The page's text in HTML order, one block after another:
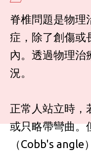
脊椎問題是物理
症，除了創傷或
內。透過物理治
況。
正常人站立時，
或只略帶彎曲。
（Cobb's